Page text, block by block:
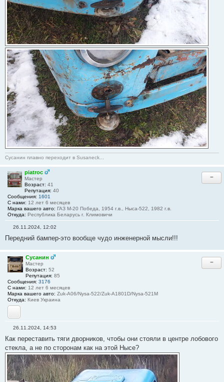
Сусанин плавно переходит в Susaneck...
piatroc
Мастер
Возраст: 41
Репутация: 40
Сообщения: 1601
С нами: 12 лет 6 месяцев
Марка вашего авто: ГАЗ М-20 Победа, 1954 г.в., Ныса-522, 1982 г.в.
Откуда: Республика Беларусь г. Климовичи
−
о
о
б
щ
е
н
и
е
#
2
3
26.11.2024, 12:02
Передний бампер-это вообще чудо инженерной мысли!!!
Сусанин
Мастер
Возраст: 52
Репутация: 85
Сообщения: 3176
С нами: 12 лет 6 месяцев
Марка вашего авто: Zuk-A06/Nysa-522/Zuk-A1801D/Nysa-521M
Откуда: Киев Украина
YouTube
−
о
б
щ
е
н
и
е
26.11.2024, 14:53
Как переставить тяги дворников, чтобы они стояли в центре лобового
стекла, а не по сторонам как на этой Нысе?